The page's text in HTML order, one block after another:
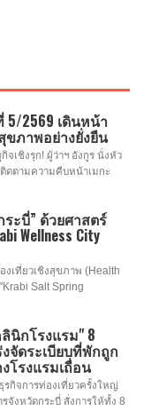
5/2569 เดินหน้า
ขภาพอย่างยั่งยืน
จเชิงรุก! ผู้ว่าฯ อังกูร นั่งหัว
ดตามความคืบหน้าเมกะ
ะบี่” ด้วยศาสตร์
Wellness City
เที่ยวเชิงสุขภาพ (Health
Salt Spring
นิกโรงแรม" 8
งจัดระเบียบที่พักถูก
โรงแรมเถื่อน
รกิจการท่องเที่ยวครั้งใหญ่
จังหวัดกระบี่ สั่งการให้ทั้ง 8